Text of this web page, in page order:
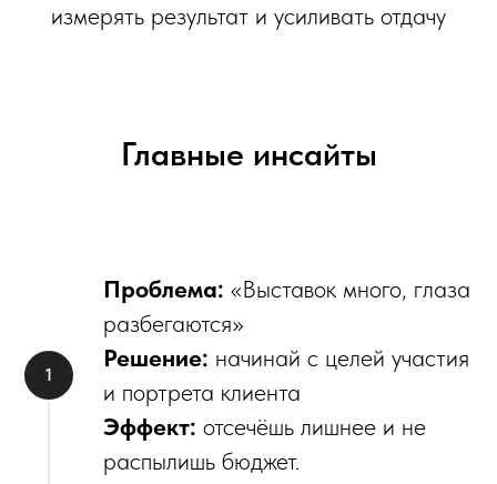
измерять результат и усиливать отдачу
Главные инсайты
Проблема: «Выставок много, глаза
разбегаются»
Решение: начинай с целей участия
и портрета клиента
Эффект: отсечёшь лишнее и не
распылишь бюджет.